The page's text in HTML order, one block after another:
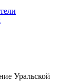
Уральской